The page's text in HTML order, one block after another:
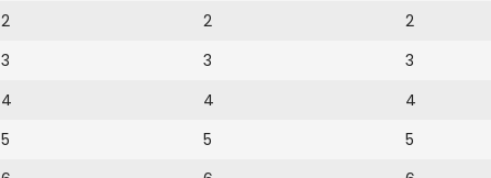
2
3
4
5
2
3
4
5
2
3
4
5